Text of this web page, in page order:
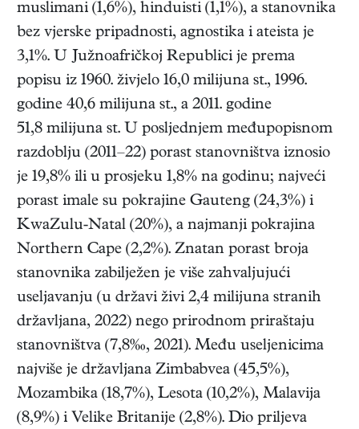
muslimani (1,6%), hinduisti (1,1%), a stanovnika
bez vjerske pripadnosti, agnostika i ateista je
3,1%. U Južnoafričkoj Republici je prema
popisu iz 1960. živjelo 16,0 milijuna st., 1996.
godine 40,6 milijuna st., a 2011. godine
51,8 milijuna st. U posljednjem međupopisnom
razdoblju (2011–22) porast stanovništva iznosio
je 19,8% ili u prosjeku 1,8% na godinu; najveći
porast imale su pokrajine Gauteng (24,3%) i
KwaZulu-Natal (20%), a najmanji pokrajina
Northern Cape (2,2%). Znatan porast broja
stanovnika zabilježen je više zahvaljujući
useljavanju (u državi živi 2,4 milijuna stranih
državljana, 2022) nego prirodnom priraštaju
stanovništva (7,8‰, 2021). Među useljenicima
najviše je državljana Zimbabvea (45,5%),
Mozambika (18,7%), Lesota (10,2%), Malavija
(8,9%) i Velike Britanije (2,8%). Dio priljeva